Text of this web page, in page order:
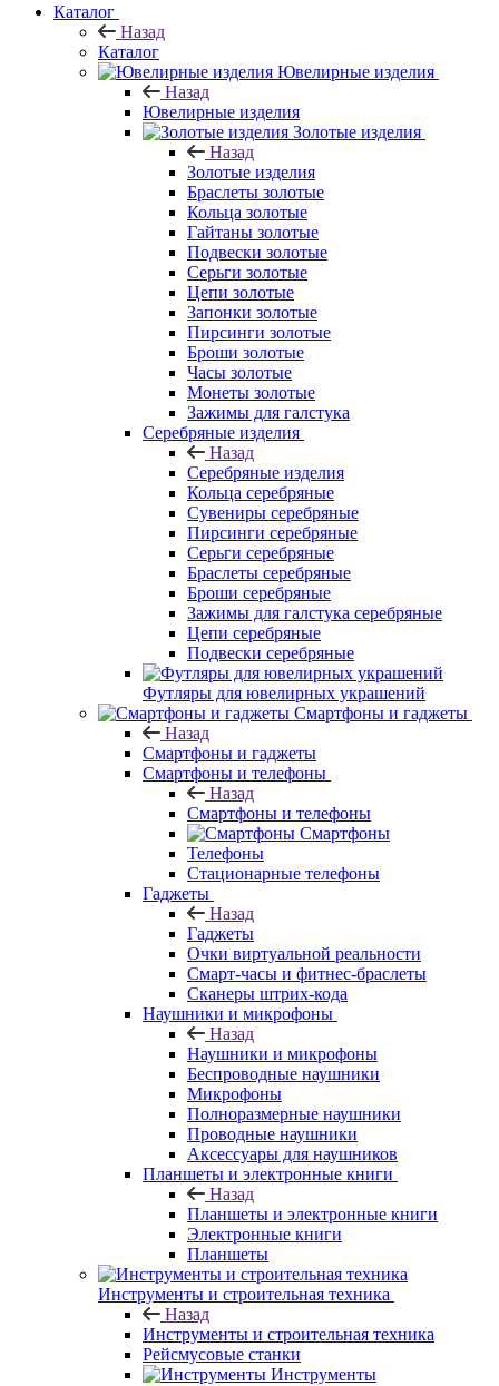
Каталог
Назад
Каталог
Ювелирные изделия
Назад
Ювелирные изделия
Золотые изделия
Назад
Золотые изделия
Браслеты золотые
Кольца золотые
Гайтаны золотые
Подвески золотые
Серьги золотые
Цепи золотые
Запонки золотые
Пирсинги золотые
Броши золотые
Часы золотые
Монеты золотые
Зажимы для галстука
Серебряные изделия
Назад
Серебряные изделия
Кольца серебряные
Сувениры серебряные
Пирсинги серебряные
Серьги серебряные
Браслеты серебряные
Броши серебряные
Зажимы для галстука серебряные
Цепи серебряные
Подвески серебряные
Футляры для ювелирных украшений
Смартфоны и гаджеты
Назад
Смартфоны и гаджеты
Смартфоны и телефоны
Назад
Смартфоны и телефоны
Смартфоны
Телефоны
Стационарные телефоны
Гаджеты
Назад
Гаджеты
Очки виртуальной реальности
Смарт-часы и фитнес-браслеты
Сканеры штрих-кода
Наушники и микрофоны
Назад
Наушники и микрофоны
Беспроводные наушники
Микрофоны
Полноразмерные наушники
Проводные наушники
Аксессуары для наушников
Планшеты и электронные книги
Назад
Планшеты и электронные книги
Электронные книги
Планшеты
Инструменты и строительная техника
Назад
Инструменты и строительная техника
Рейсмусовые станки
Инструменты